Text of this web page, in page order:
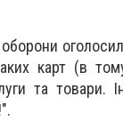
оборони
карт (в
та товари.